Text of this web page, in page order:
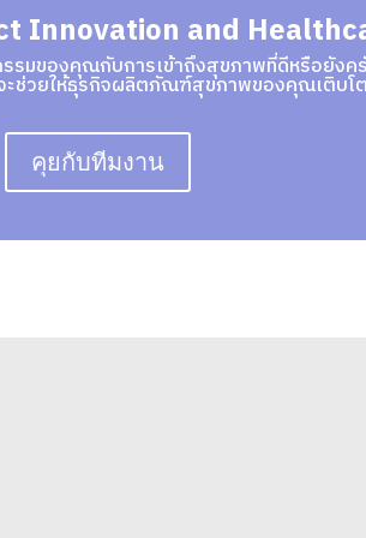
Innovation and
รมของคุณกับการเข้าถึงสุขภาพที่ดีหรือยังค
ะช่วยให้ธุรกิจผลิตภัณฑ์สุขภาพของคุณเติบโ
คุยกับทีมงาน